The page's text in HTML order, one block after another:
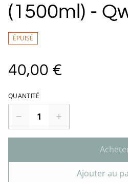
(1500ml) -
ÉPUISÉ
40,00 €
QUANTITÉ
Ajouter au